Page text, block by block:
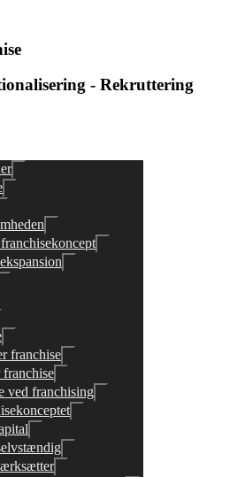
- Rekruttering
franchise
franchise
ved franchising